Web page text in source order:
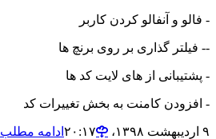
- فالو و آنفالو کردن کاربر
-- فیلتر گذاری بر روی برنچ ها
- پشتیبانی از های لایت کد ها
- افزودن کامنت به بخش تغییرات کد
۹ اردیبهشت ۱۳۹۸،‏ ۲۰:۱۷
ادامه مطلب